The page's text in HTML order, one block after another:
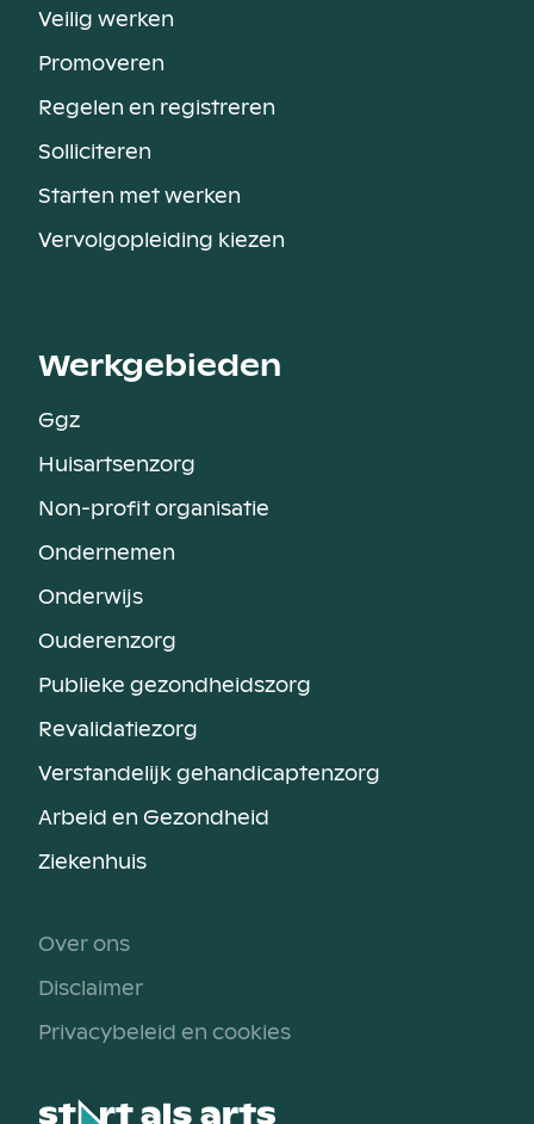
Veilig werken
Promoveren
Regelen en registreren
Solliciteren
Starten met werken
Vervolgopleiding kiezen
Werkgebieden
Ggz
Huisartsenzorg
Non-profit organisatie
Ondernemen
Onderwijs
Ouderenzorg
Publieke gezondheidszorg
Revalidatiezorg
Verstandelijk gehandicaptenzorg
Arbeid en Gezondheid
Ziekenhuis
Over ons
Disclaimer
Privacybeleid en cookies